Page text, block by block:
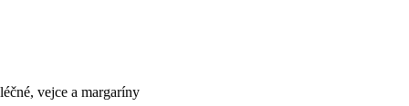
vejce a margaríny